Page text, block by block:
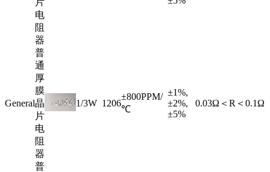
片
电
阻
器
General
普
通
厚
膜
晶
片
电
阻
器
1/3W 1206
±800PPM/
℃
±1%,
±2%,
±5%
0.03Ω＜R＜0.1Ω
普